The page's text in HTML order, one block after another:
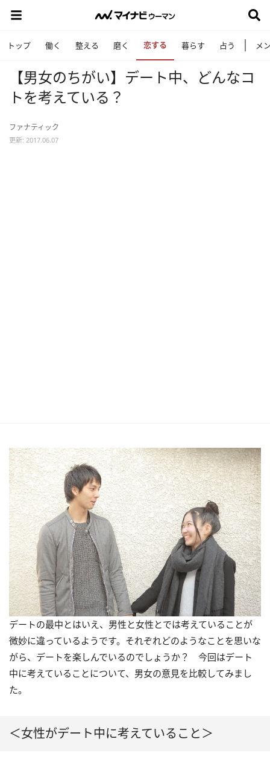
トップ 働く 整える 磨く 恋する 暮らす 占う メ
【男女のちがい】デート中、どんなコ
トを考えている？
ファナティック
更新: 2017.06.07
デートの最中とはいえ、男性と女性とでは考えていることが
微妙に違っているようです。それぞれどのようなことを思いな
がら、デートを楽しんでいるのでしょうか？ 今回はデート
中に考えていることについて、男女の意見を比較してみまし
た。
＜女性がデート中に考えていること＞